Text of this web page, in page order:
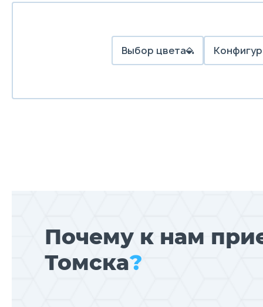
Выбор цвета
Почему к нам
Томска?